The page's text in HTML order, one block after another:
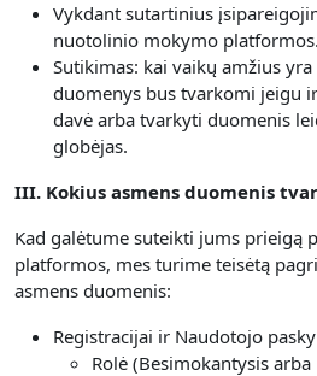
Vykdant sutartinius
nuotolinio mokymo platformos.
Sutikimas: kai vaikų amžius
duomenys bus tvarkomi jeigu
davė arba tvarkyti duomenis
globėjas.
III. Kokius asmens duomenis
Kad galėtume suteikti jums prieigą
platformos, mes turime teisėtą
asmens duomenis:
Registracijai ir Naudotojo
Rolė (Besimokantysis arba